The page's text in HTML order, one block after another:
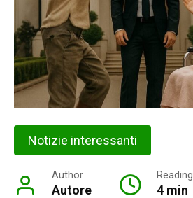
Notizie interessanti
Author
Autore
Reading
4 min